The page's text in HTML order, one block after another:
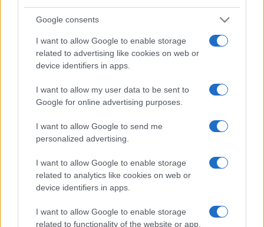
Google consents
I want to allow Google to enable storage
related to advertising like cookies on web or
device identifiers in apps.
I want to allow my user data to be sent to
Google for online advertising purposes.
I want to allow Google to send me
personalized advertising.
I want to allow Google to enable storage
related to analytics like cookies on web or
device identifiers in apps.
I want to allow Google to enable storage
related to functionality of the website or app.
rendezésében. Johann Sebastian Bach hat csellószvitjére a
világhírű Anne Teresa De Keersmaeker készít koreográfiát,
társulata, a Compagnie Rosas számára.
Két születésnapot is köszönt a fesztivál, Riccardo Muti
karmester 80, Friedrich Cerha zeneszerző 95 éves. Muti két
koncerten vezényli jelenlegi együttesét, a Chicago
Symphony Orchestrát. Friedrich Cerha 95. születésnapja
alkalmából pedig az ORF Szimfonikus Zenekara az alkotó
Az Ünnepi Játékokat augusztus 31-én ismétlésként a
Kolozsváron született, jelentős karrier előtt álló fiatal magyar